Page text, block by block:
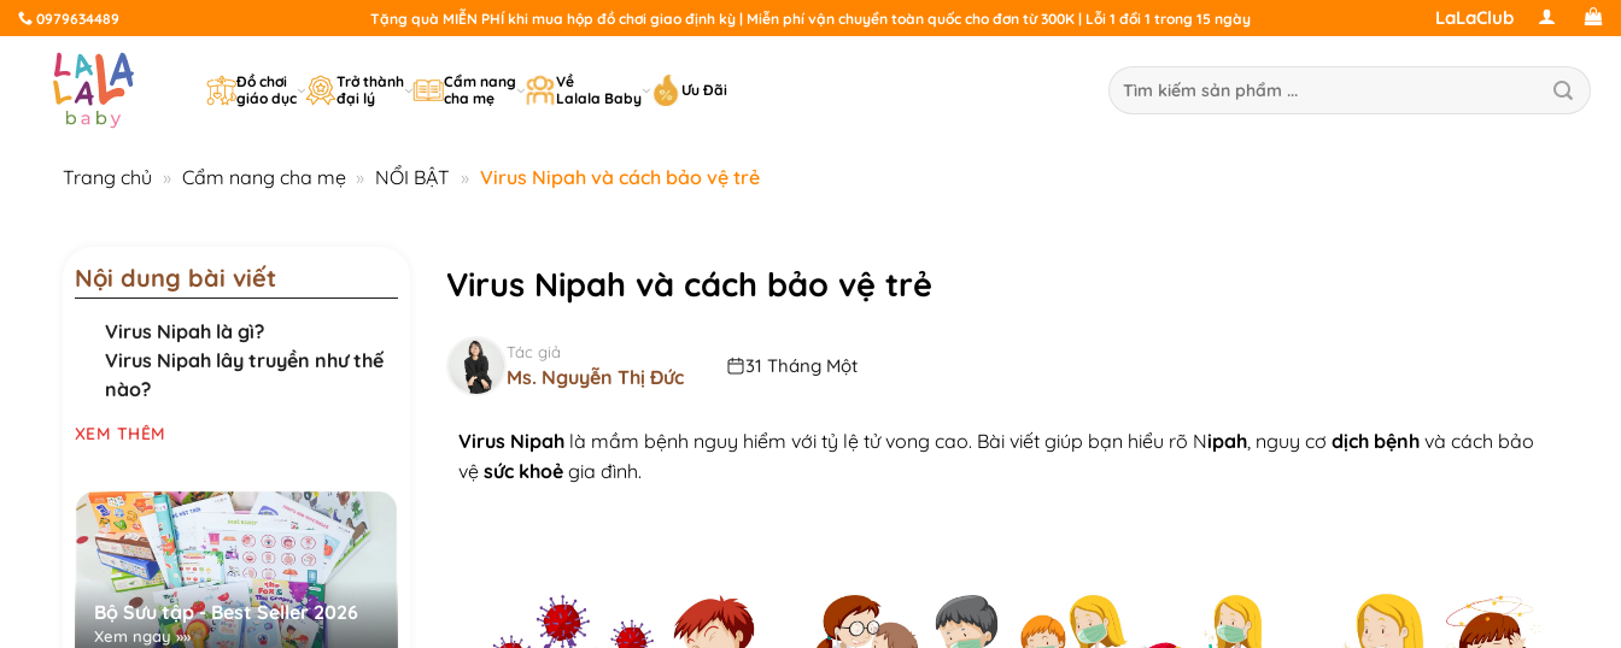
Bỏ
qua
0979634489 Tặng quà MIỄN PHÍ khi mua hộp đồ chơi giao định kỳ | Miễn phí vận chuyển toàn quốc cho đơn từ 300K | Lỗi 1 đổi 1 trong 15 ngày LaLaClub
Đồ chơi
giáo dục
Trở thành
đại lý
Cẩm nang
cha mẹ
Về
Lalala Baby
Ưu Đãi
Trang chủ » Cẩm nang cha mẹ » NỔI BẬT » Virus Nipah và cách bảo vệ trẻ
Nội dung bài viết
Virus Nipah là gì?
Virus Nipah lây truyền như thế
nào?
XEM THÊM
Bộ Sưu tập - Best Seller 2026
Xem ngay »»
Virus Nipah và cách bảo vệ trẻ
Tác giả
Ms. Nguyễn Thị Đức 31 Tháng Một
Virus Nipahlà mầm bệnh nguy hiểm với tỷ lệ tử vong cao. Bài viết giúp bạn hiểu rõ Nipah, nguy cơ dịch bệnhvà cách bảo
vệ sức khoẻgia đình.